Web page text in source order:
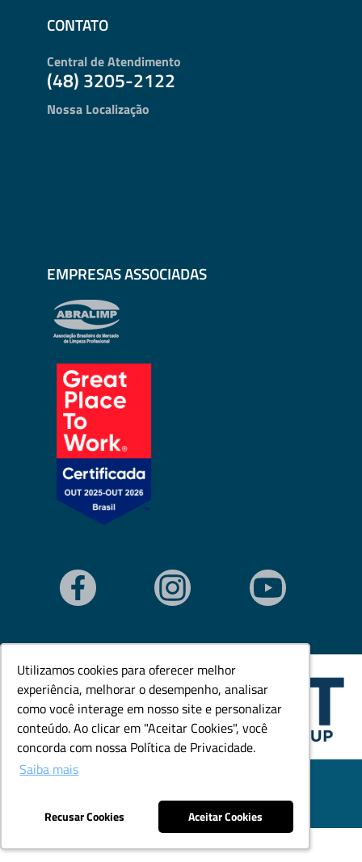
Utilizamos cookies para oferecer melhor
experiência, melhorar o desempenho, analisar
como você interage em nosso site e personalizar
conteúdo. Ao clicar em "Aceitar Cookies", você
concorda com nossa Política de Privacidade.
Saiba mais
Recusar Cookies Aceitar Cookies
Utilizamos cookies para oferecer melhor
experiência, melhorar o desempenho, analisar
como você interage em nosso site e personalizar
conteúdo. Ao clicar em "Aceitar Cookies", você
concorda com nossa Política de Privacidade.
Saiba mais
Recusar Cookies Aceitar Cookies
CONTATO
Central de Atendimento
(48) 3205-2122
Nossa Localização
EMPRESAS ASSOCIADAS
© Todos os direitos reservados. Goedert Ltda - CNPJ:
Desenvolvido por: Área Local